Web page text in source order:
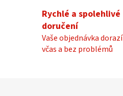
Rychlé a spolehlivé
doručení
Vaše objednávka dorazí
včas a bez problémů